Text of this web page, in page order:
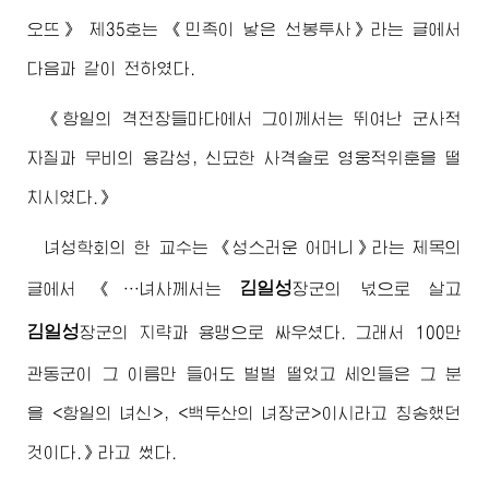
오뜨》 제35호는 《민족이 낳은 선봉투사》라는 글에서
다음과 같이 전하였다.
《항일의 격전장들마다에서 그이께서는 뛰여난 군사적
자질과 무비의 용감성, 신묘한 사격술로 영웅적위훈을 떨
치시였다.》
녀성학회의 한 교수는 《성스러운 어머니》라는 제목의
글에서 《…녀사께서는 김일성장군의 넋으로 살고
김일성장군의 지략과 용맹으로 싸우셨다. 그래서 100만
관동군이 그 이름만 들어도 벌벌 떨었고 세인들은 그 분
을 <항일의 녀신>, <백두산의 녀장군>이시라고 칭송했던
것이다.》라고 썼다.